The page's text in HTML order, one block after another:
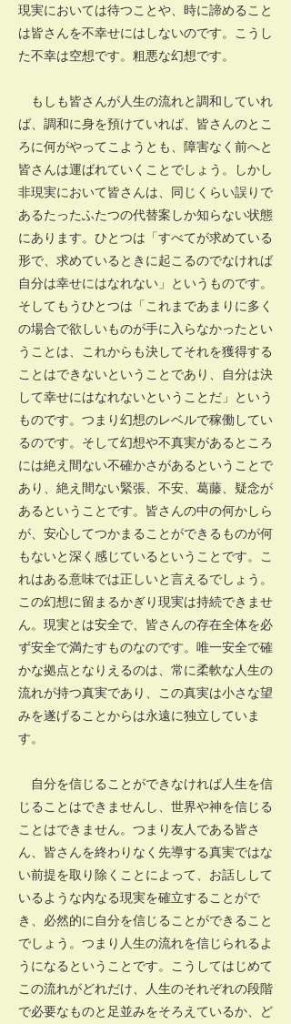
現実においては待つことや、時に諦めること
は皆さんを不幸せにはしないのです。こうし
た不幸は空想です。粗悪な幻想です。
もしも皆さんが人生の流れと調和していれ
ば、調和に身を預けていれば、皆さんのとこ
ろに何がやってこようとも、障害なく前へと
皆さんは運ばれていくことでしょう。しかし
非現実において皆さんは、同じくらい誤りで
あるたったふたつの代替案しか知らない状態
にあります。ひとつは「すべてが求めている
形で、求めているときに起こるのでなければ
自分は幸せにはなれない」というものです。
そしてもうひとつは「これまであまりに多く
の場合で欲しいものが手に入らなかったとい
うことは、これからも決してそれを獲得する
ことはできないということであり、自分は決
して幸せにはなれないということだ」という
ものです。つまり幻想のレベルで稼働してい
るのです。そして幻想や不真実があるところ
には絶え間ない不確かさがあるということで
あり、絶え間ない緊張、不安、葛藤、疑念が
あるということです。皆さんの中の何かしら
が、安心してつかまることができるものが何
もないと深く感じているということです。こ
れはある意味では正しいと言えるでしょう。
この幻想に留まるかぎり現実は持続できませ
ん。現実とは安全で、皆さんの存在全体を必
ず安全で満たすものなのです。唯一安全で確
かな拠点となりえるのは、常に柔軟な人生の
流れが持つ真実であり、この真実は小さな望
みを遂げることからは永遠に独立していま
す。
自分を信じることができなければ人生を信
じることはできませんし、世界や神を信じる
ことはできません。つまり友人である皆さ
ん、皆さんを終わりなく先導する真実ではな
い前提を取り除くことによって、お話しして
いるような内なる現実を確立することがで
き、必然的に自分を信じることができること
でしょう。つまり人生の流れを信じられるよ
うになるということです。こうしてはじめて
この流れがどれだけ、人生のそれぞれの段階
で必要なものと足並みをそろえているか、ど